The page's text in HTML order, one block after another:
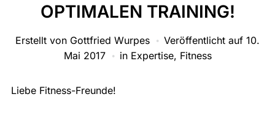
OPTIMALEN TRAINING!
Erstellt von Gottfried Wurpes Veröffentlicht auf 10.
Mai 2017
in Expertise, Fitness
Liebe Fitness-Freunde!